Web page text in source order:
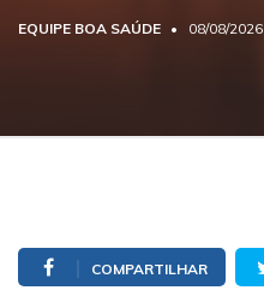
EQUIPE BOA SAÚDE 08/08/2026
COMPARTILHAR